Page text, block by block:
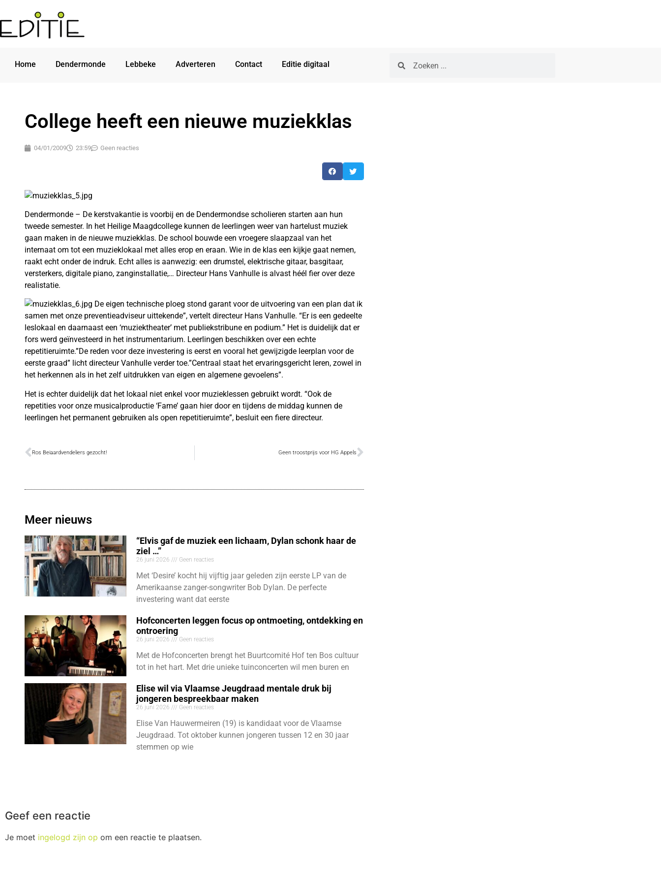
Home Dendermonde Lebbeke Adverteren Contact Editie digitaal
College heeft een nieuwe muziekklas
04/01/2009 23:59 Geen reacties
Dendermonde – De kerstvakantie is voorbij en de Dendermondse scholieren starten aan hun
tweede semester. In het Heilige Maagdcollege kunnen de leerlingen weer van hartelust muziek
gaan maken in de nieuwe muziekklas. De school bouwde een vroegere slaapzaal van het
internaat om tot een muzieklokaal met alles erop en eraan. Wie in de klas een kijkje gaat nemen,
raakt echt onder de indruk. Echt alles is aanwezig: een drumstel, elektrische gitaar, basgitaar,
versterkers, digitale piano, zanginstallatie,… Directeur Hans Vanhulle is alvast héél fier over deze
realistatie.
De eigen technische ploeg stond garant voor de uitvoering van een plan dat ik
samen met onze preventieadviseur uittekende”, vertelt directeur Hans Vanhulle. “Er is een gedeelte
leslokaal en daarnaast een ‘muziektheater’ met publiekstribune en podium.” Het is duidelijk dat er
fors werd geïnvesteerd in het instrumentarium. Leerlingen beschikken over een echte
repetitieruimte.”De reden voor deze investering is eerst en vooral het gewijzigde leerplan voor de
eerste graad” licht directeur Vanhulle verder toe.”Centraal staat het ervaringsgericht leren, zowel in
het herkennen als in het zelf uitdrukken van eigen en algemene gevoelens”.
Het is echter duidelijk dat het lokaal niet enkel voor muzieklessen gebruikt wordt. “Ook de
repetities voor onze musicalproductie ‘Fame’ gaan hier door en tijdens de middag kunnen de
leerlingen het permanent gebruiken als open repetitieruimte”, besluit een fiere directeur.
Ros Beiaardvendeliers gezocht! Geen troostprijs voor HG Appels
Meer nieuws
“Elvis gaf de muziek een lichaam, Dylan schonk haar de
ziel …”
26 juni 2026 Geen reacties
Met ‘Desire’ kocht hij vijftig jaar geleden zijn eerste LP van de
Amerikaanse zanger-songwriter Bob Dylan. De perfecte
investering want dat eerste
Hofconcerten leggen focus op ontmoeting, ontdekking en
ontroering
26 juni 2026 Geen reacties
Met de Hofconcerten brengt het Buurtcomité Hof ten Bos cultuur
tot in het hart. Met drie unieke tuinconcerten wil men buren en
Elise wil via Vlaamse Jeugdraad mentale druk bij
jongeren bespreekbaar maken
26 juni 2026 Geen reacties
Elise Van Hauwermeiren (19) is kandidaat voor de Vlaamse
Jeugdraad. Tot oktober kunnen jongeren tussen 12 en 30 jaar
stemmen op wie
Geef een reactie
Je moet ingelogd zijn op om een reactie te plaatsen.